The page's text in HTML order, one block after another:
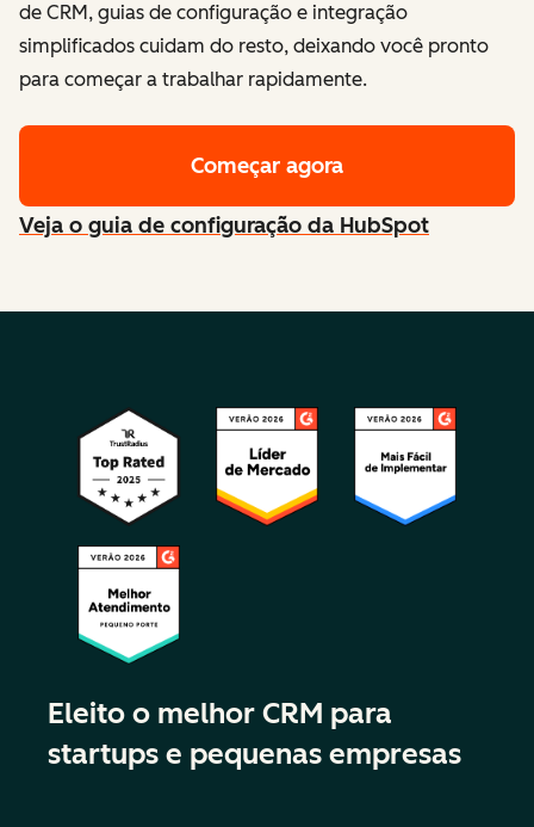
de CRM, guias de configuração e integração
simplificados cuidam do resto, deixando você pronto
para começar a trabalhar rapidamente.
Começar agora
Veja o guia de configuração da HubSpot
Eleito o melhor CRM para
startups e pequenas empresas